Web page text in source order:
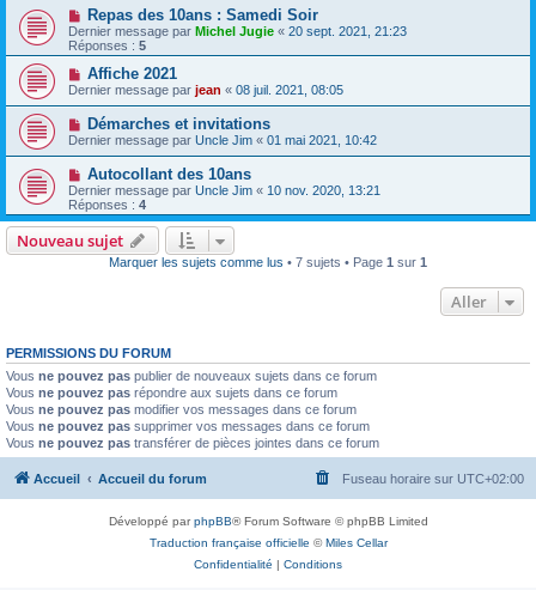
Repas des 10ans : Samedi Soir
Dernier message par Michel Jugie « 20 sept. 2021, 21:23
Réponses : 5
Affiche 2021
Dernier message par jean « 08 juil. 2021, 08:05
Démarches et invitations
Dernier message par Uncle Jim « 01 mai 2021, 10:42
Autocollant des 10ans
Dernier message par Uncle Jim « 10 nov. 2020, 13:21
Réponses : 4
Nouveau sujet
Marquer les sujets comme lus • 7 sujets • Page 1 sur 1
Aller
PERMISSIONS DU FORUM
Vous ne pouvez pas publier de nouveaux sujets dans ce forum
Vous ne pouvez pas répondre aux sujets dans ce forum
Vous ne pouvez pas modifier vos messages dans ce forum
Vous ne pouvez pas supprimer vos messages dans ce forum
Vous ne pouvez pas transférer de pièces jointes dans ce forum
Accueil Accueil du forum Fuseau horaire sur UTC+02:00
Développé parphpBB® Forum Software © phpBB Limited
Traduction française officielle ©Miles Cellar
Confidentialité | Conditions